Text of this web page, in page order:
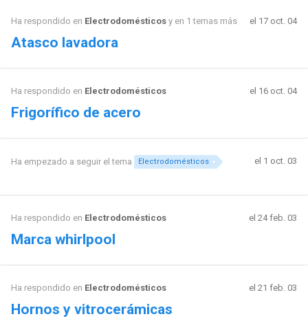
Ha respondido en Electrodomésticosy en 1 temas más el 17 oct. 04
Atasco lavadora
Ha respondido en Electrodomésticos el 16 oct. 04
Frigorífico de acero
Ha empezado a seguir el tema Electrodomésticos el 1 oct. 03
Ha respondido en Electrodomésticos el 24 feb. 03
Marca whirlpool
Ha respondido en Electrodomésticos el 21 feb. 03
Hornos y vitrocerámicas